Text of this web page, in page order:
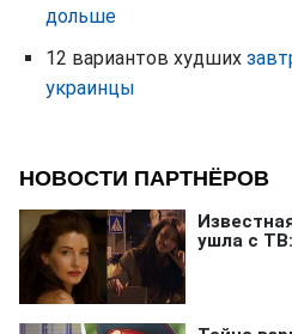
дольше
12 вариантов худших
украинцы